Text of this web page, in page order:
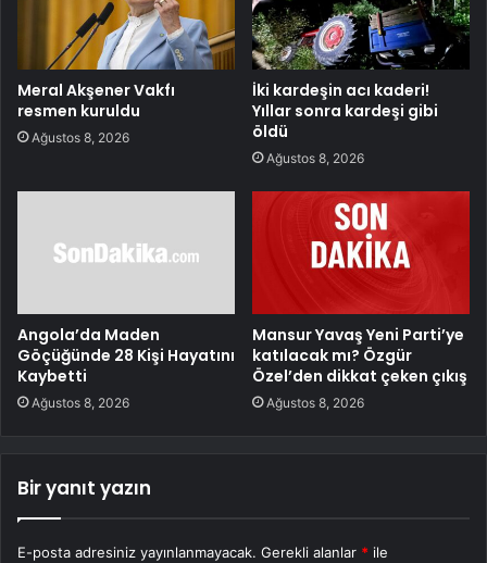
Meral Akşener Vakfı
resmen kuruldu
Ağustos 8, 2026
İki kardeşin acı kaderi!
Yıllar sonra kardeşi gibi
öldü
Ağustos 8, 2026
Angola’da Maden
Göçüğünde 28 Kişi Hayatını
Kaybetti
Ağustos 8, 2026
Mansur Yavaş Yeni Parti’ye
katılacak mı? Özgür
Özel’den dikkat çeken çıkış
Ağustos 8, 2026
Bir yanıt yazın
E-posta adresiniz yayınlanmayacak. Gerekli alanlar * ile